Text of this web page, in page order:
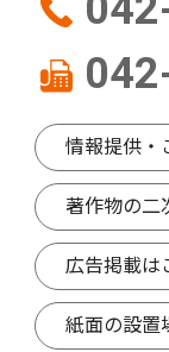
情報提供・
著作物の二
広告掲載は
紙面の設置